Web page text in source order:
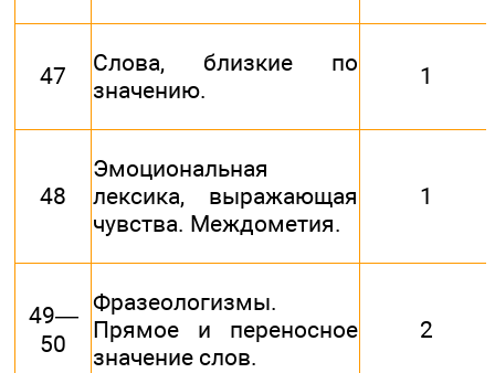
47
Слова, близкие по
значению.
1
48
Эмоциональная
лексика, выражающая
чувства. Междометия.
1
49—
50
Фразеологизмы.
Прямое и переносное
значение слов.
2